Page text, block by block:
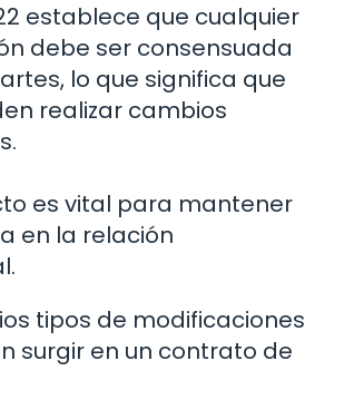
establece que cualquier
debe ser consensuada
lo que significa que
realizar cambios
es vital para mantener
en la relación
tipos de modificaciones
surgir en un contrato de